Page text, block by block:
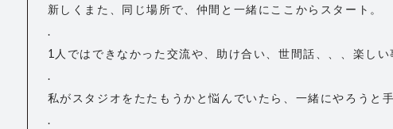
新しくまた、同じ場所で、仲間と一緒にここからスタート。
.
1人ではできなかった交流や、助け合い、世間話、、、楽しい
.
私がスタジオをたたもうかと悩んでいたら、一緒にやろうと
.